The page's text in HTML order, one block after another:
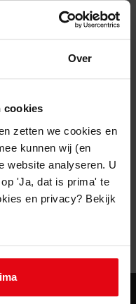
Over
cookies
zetten we cookies en
kunnen wij (en
website analyseren. U
'Ja, dat is prima' te
en privacy? Bekijk
zoektips.
aantal zoektips.
het Westfries
pagina is het niet
door: